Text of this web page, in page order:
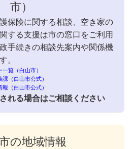
市）
保険に関する相談、空き家の
する支援は市の窓口をご利用
手続きの相談先案内や関係機
。
覧（白山市）
（白山市公式）
（白山市公式）
れる場合はご相談ください
の地域情報